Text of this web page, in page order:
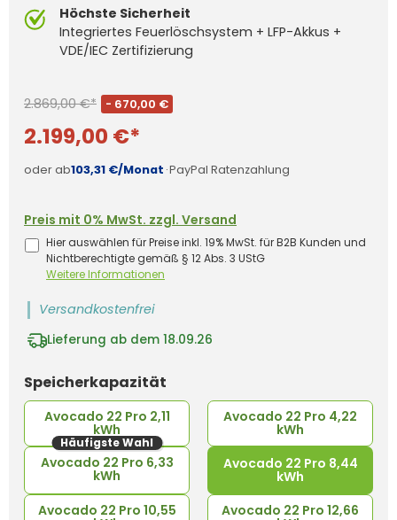
Höchste Sicherheit
Integriertes Feuerlöschsystem + LFP-Akkus +
VDE/IEC Zertifizierung
2.869,00 €* - 670,00 €
2.199,00 €*
oder ab103,31 €/Monat ·PayPal Ratenzahlung
Preis mit 0% MwSt. zzgl. Versand
Hier auswählen für Preise inkl. 19% MwSt. für B2B Kunden und
Nichtberechtigte gemäß § 12 Abs. 3 UStG
Weitere Informationen
Versandkostenfrei
Lieferung ab dem 18.09.26
Speicherkapazität
Avocado 22 Pro 2,11
kWh
Avocado 22 Pro 4,22
kWh
Häufigste Wahl
Avocado 22 Pro 6,33
kWh
Avocado 22 Pro 8,44
kWh
Avocado 22 Pro 10,55
Avocado 22 Pro 12,66